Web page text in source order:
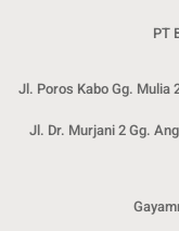
PT
Jl. Poros Kabo Gg. Mulia
Jl. Dr. Murjani 2 Gg.